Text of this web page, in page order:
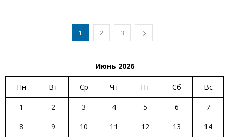
1 2 3
Июнь 2026
Пн Вт Ср Чт Пт Сб Вс
1 2 3 4 5 6
7
8
9 10 11 12 13
14